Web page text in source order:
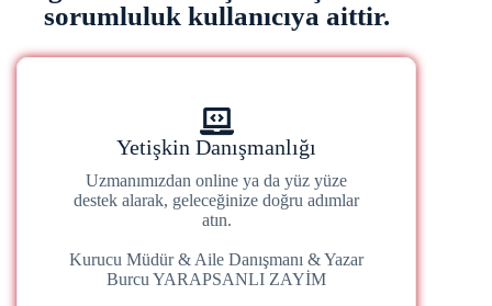
sorumluluk kullanıcıya aittir.
Yetişkin Danışmanlığı
Uzmanımızdan online ya da yüz yüze
destek alarak, geleceğinize doğru adımlar
atın.
Kurucu Müdür & Aile Danışmanı & Yazar
Burcu YARAPSANLI ZAYİM